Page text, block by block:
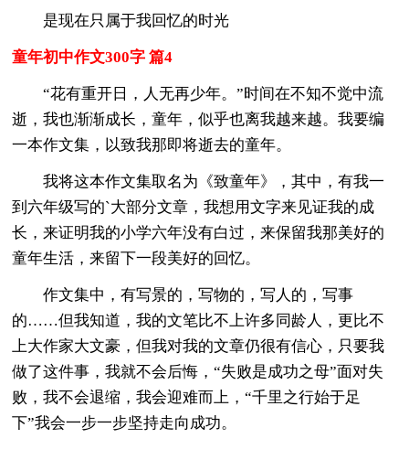
是现在只属于我回忆的时光
童年初中作文300字 篇4
“花有重开日，人无再少年。”时间在不知不觉中流
逝，我也渐渐成长，童年，似乎也离我越来越。我要编
一本作文集，以致我那即将逝去的童年。
我将这本作文集取名为《致童年》，其中，有我一
到六年级写的`大部分文章，我想用文字来见证我的成
长，来证明我的小学六年没有白过，来保留我那美好的
童年生活，来留下一段美好的回忆。
作文集中，有写景的，写物的，写人的，写事
的……但我知道，我的文笔比不上许多同龄人，更比不
上大作家大文豪，但我对我的文章仍很有信心，只要我
做了这件事，我就不会后悔，“失败是成功之母”面对失
败，我不会退缩，我会迎难而上，“千里之行始于足
下”我会一步一步坚持走向成功。